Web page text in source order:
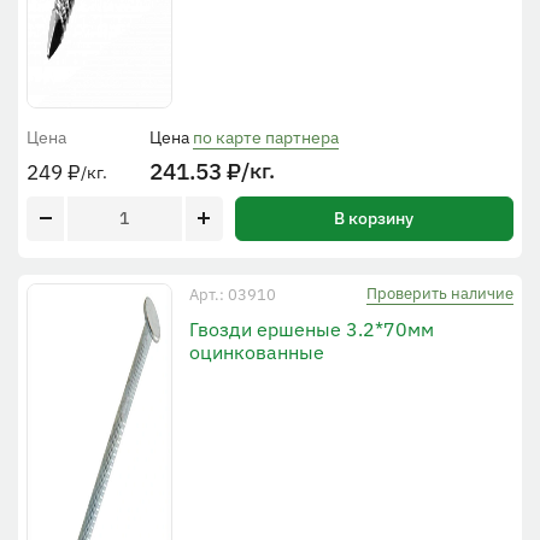
Цена
249 ₽/кг.
Цена по карте партнера
241.53 ₽/кг.
В корзину
Арт.: 03910 Проверить наличие
Гвозди ершеные 3.2*70мм
оцинкованные